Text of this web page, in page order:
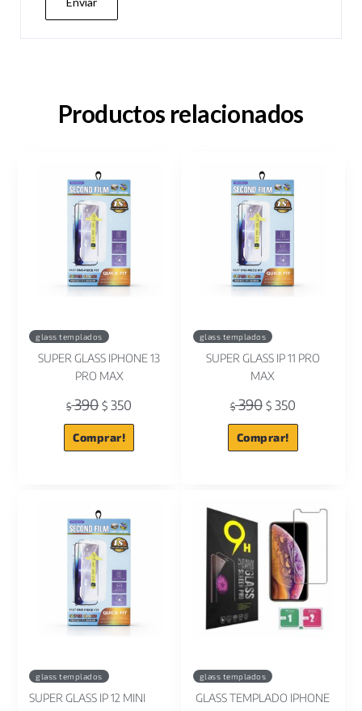
Productos relacionados
glass templados
SUPER GLASS IPHONE 13
PRO MAX
$390 $ 350
Comprar!
glass templados
SUPER GLASS IP 11 PRO
MAX
$390 $350
Comprar!
glass templados
SUPER GLASS IP 12 MINI
glass templados
GLASS TEMPLADO IPHONE